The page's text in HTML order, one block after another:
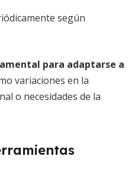
según
para adaptarse a
variaciones en la
o necesidades de la